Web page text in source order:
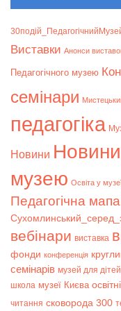
Bиставки Анонси
Педагогічного музею
семінари
педагогіка
Новини Новини
музею Освіта у
Педагогічна
вебінари виставка
фонди конференція
семінарів музей для дітей
школа музеї Києва
читання сковорода 300